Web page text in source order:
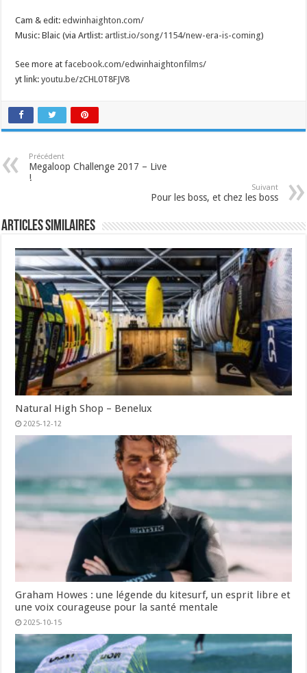
Cam & edit:edwinhaighton.com/
Music: Blaic (via Artlist: artlist.io/song/1154/new-era-is-coming)
See more atfacebook.com/edwinhaightonfilms/
yt link:youtu.be/zCHL0T8FJV8
Précédent
Megaloop Challenge 2017 – Live
!
Suivant
Pour les boss, et chez les boss
Articles similaires
Natural High Shop – Benelux
2025-12-12
Graham Howes : une légende du kitesurf, un esprit libre et
une voix courageuse pour la santé mentale
2025-10-15